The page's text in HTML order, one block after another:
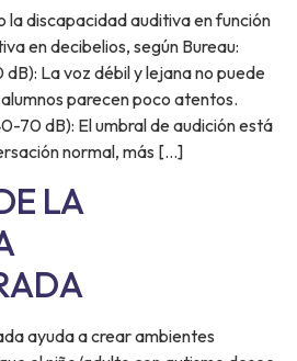
la discapacidad auditiva en función
en decibelios, según Bureau:
La voz débil y lejana no puede
parecen poco atentos.
70 dB): El umbral de audición está
normal, más […]
LA
ayuda a crear ambientes